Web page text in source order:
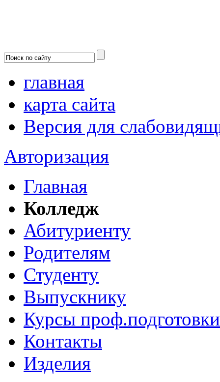
главная
карта сайта
Версия для
Авторизация
Главная
Колледж
Абитуриенту
Родителям
Студенту
Выпускнику
Курсы проф.подготовки
Контакты
Изделия